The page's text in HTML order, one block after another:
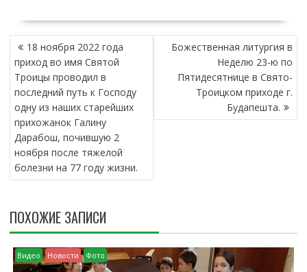
Н
А
В
И
Г
А
Ц
И
Я
П
З
А
П
И
18 ноября 2022 года
приход во имя Святой
Троицы проводил в
последний путь к Господу
одну из наших старейших
прихожанок Галину
Дарабош, почившую 2
ноября после тяжелой
болезни на 77 году жизни.
Божественная литургия в
Неделю 23-ю по
Пятидесятнице в Свято-
Троицком приходе г.
Будапешта.
ПОХОЖИЕ ЗАПИСИ
Видео Новости Фото